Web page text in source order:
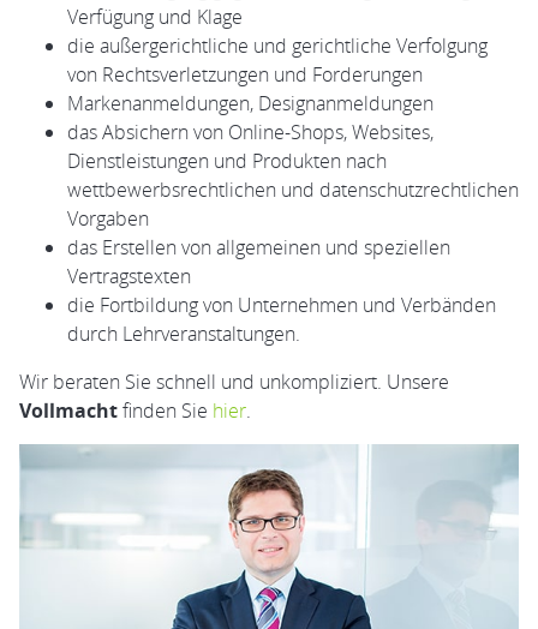
Verfügung und Klage
die außergerichtliche und gerichtliche Verfolgung
von Rechtsverletzungen und Forderungen
Markenanmeldungen, Designanmeldungen
das Absichern von Online-Shops, Websites,
Dienstleistungen und Produkten nach
wettbewerbsrechtlichen und datenschutzrechtlichen
Vorgaben
das Erstellen von allgemeinen und speziellen
Vertragstexten
die Fortbildung von Unternehmen und Verbänden
durch Lehrveranstaltungen.
Wir beraten Sie schnell und unkompliziert. Unsere
Vollmachtfinden Sie hier.